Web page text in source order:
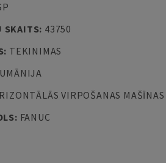
SKAITS: 43750
: TEKINIMAS
VIRPOŠANAS MAŠĪNAS
: FANUC